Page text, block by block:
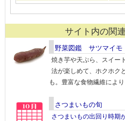
サイト内の関
野菜図鑑 サツマイモ
焼き芋や天ぷら、スイー
法が楽しめて、ホクホク
も。豊富な食物繊維によ
さつまいもの旬
さつまいもの出回り時期